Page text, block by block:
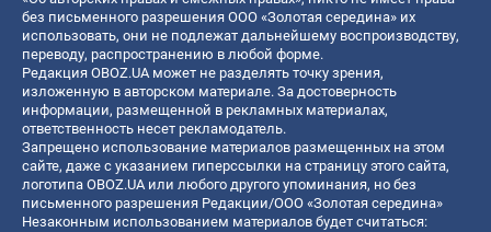
без письменного разрешения ООО «Золотая середина» их
использовать, они не подлежат дальнейшему воспроизводству,
переводу, распространению в любой форме.
Редакция OBOZ.UA может не разделять точку зрения,
изложенную в авторском материале. За достоверность
информации, размещенной в рекламных материалах,
ответственность несет рекламодатель.
Запрещено использование материалов размещенных на этом
сайте, даже с указанием гиперссылки на страницу этого сайта,
логотипа OBOZ.UA или любого другого упоминания, но без
письменного разрешения Редакции/ООО «Золотая середина»
Незаконным использованием материалов будет считаться: